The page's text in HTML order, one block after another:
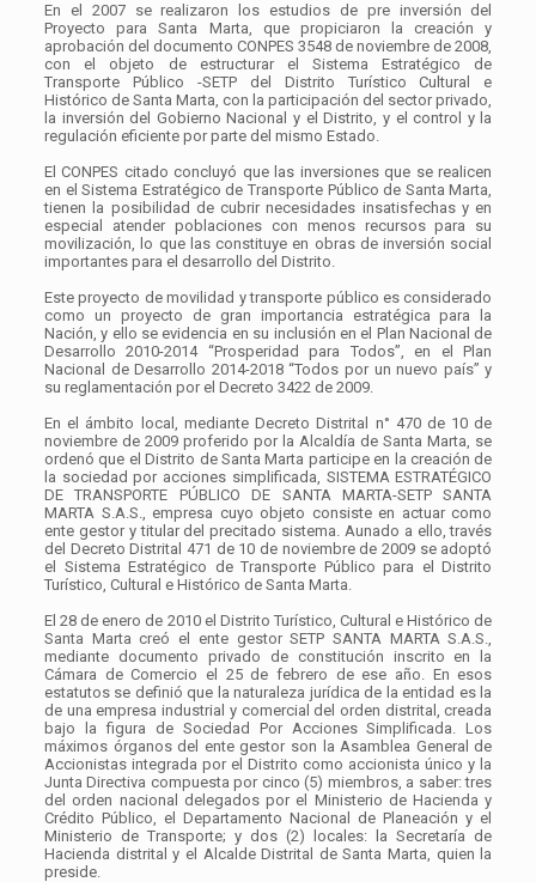
En el 2007 se realizaron los estudios de pre inversión del
Proyecto para Santa Marta, que propiciaron la creación y
aprobación del documento CONPES 3548 de noviembre de 2008,
con el objeto de estructurar el Sistema Estratégico de
Transporte Público -SETP del Distrito Turístico Cultural e
Histórico de Santa Marta, con la participación del sector privado,
la inversión del Gobierno Nacional y el Distrito, y el control y la
regulación eficiente por parte del mismo Estado.
El CONPES citado concluyó que las inversiones que se realicen
en el Sistema Estratégico de Transporte Público de Santa Marta,
tienen la posibilidad de cubrir necesidades insatisfechas y en
especial atender poblaciones con menos recursos para su
movilización, lo que las constituye en obras de inversión social
importantes para el desarrollo del Distrito.
Este proyecto de movilidad y transporte público es considerado
como un proyecto de gran importancia estratégica para la
Nación, y ello se evidencia en su inclusión en el Plan Nacional de
Desarrollo 2010-2014 “Prosperidad para Todos”, en el Plan
Nacional de Desarrollo 2014-2018 “Todos por un nuevo país” y
su reglamentación por el Decreto 3422 de 2009.
En el ámbito local, mediante Decreto Distrital n° 470 de 10 de
noviembre de 2009 proferido por la Alcaldía de Santa Marta, se
ordenó que el Distrito de Santa Marta participe en la creación de
la sociedad por acciones simplificada, SISTEMA ESTRATÉGICO
DE TRANSPORTE PÚBLICO DE SANTA MARTA-SETP SANTA
MARTA S.A.S., empresa cuyo objeto consiste en actuar como
ente gestor y titular del precitado sistema. Aunado a ello, través
del Decreto Distrital 471 de 10 de noviembre de 2009 se adoptó
el Sistema Estratégico de Transporte Público para el Distrito
Turístico, Cultural e Histórico de Santa Marta.
El 28 de enero de 2010 el Distrito Turístico, Cultural e Histórico de
Santa Marta creó el ente gestor SETP SANTA MARTA S.A.S.,
mediante documento privado de constitución inscrito en la
Cámara de Comercio el 25 de febrero de ese año. En esos
estatutos se definió que la naturaleza jurídica de la entidad es la
de una empresa industrial y comercial del orden distrital, creada
bajo la figura de Sociedad Por Acciones Simplificada. Los
máximos órganos del ente gestor son la Asamblea General de
Accionistas integrada por el Distrito como accionista único y la
Junta Directiva compuesta por cinco (5) miembros, a saber: tres
del orden nacional delegados por el Ministerio de Hacienda y
Crédito Público, el Departamento Nacional de Planeación y el
Ministerio de Transporte; y dos (2) locales: la Secretaría de
Hacienda distrital y el Alcalde Distrital de Santa Marta, quien la
preside.